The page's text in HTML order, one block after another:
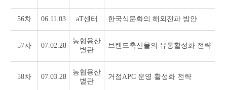
56차 06.11.03 aT센터 한국식문화의 해외전파 방안
57차 07.02.28
농협용산
별관
브랜드축산물의 유통활성화 전략
58차 07.03.28
농협용산
별관
거점APC 운영 활성화 전략